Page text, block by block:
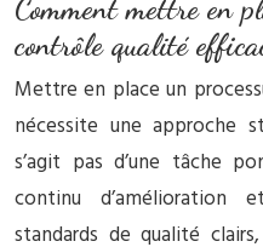
Comment mettre en
contrôle qualité
Mettre en place un
nécessite une approche
s’agit pas d’une tâche
continu d’amélioration
standards de qualité